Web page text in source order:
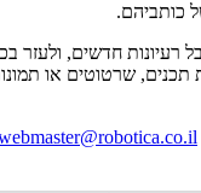
רעיונות חדשים, ולעזר
שרטוטים או